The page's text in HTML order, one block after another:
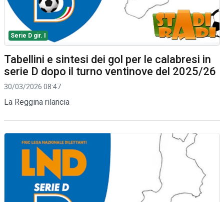
Serie D gir. I
Tabellini e sintesi dei gol per le calabresi in
serie D dopo il turno ventinove del 2025/26
30/03/2026 08:47
La Reggina rilancia